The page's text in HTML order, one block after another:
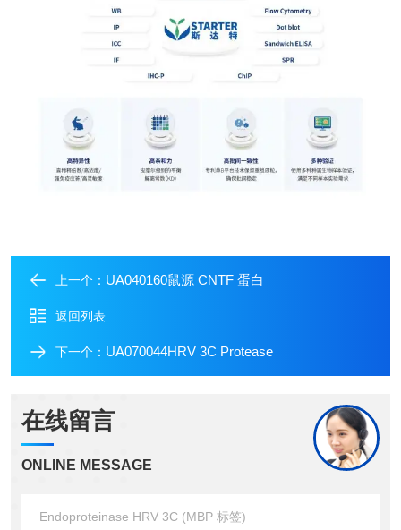
上一个： UA040160鼠源 CNTF 蛋白
返回列表
下一个： UA070044HRV 3C Protease
在线留言
ONLINE MESSAGE